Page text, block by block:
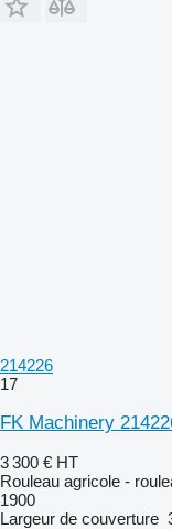
214226
17
FK Machinery
3 300 € HT
Rouleau agricole -
1900
Largeur de couverture